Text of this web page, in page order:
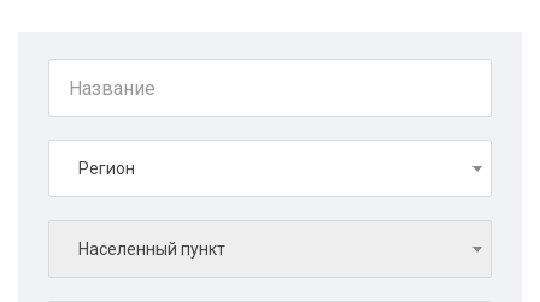
Регион
Населенный пункт